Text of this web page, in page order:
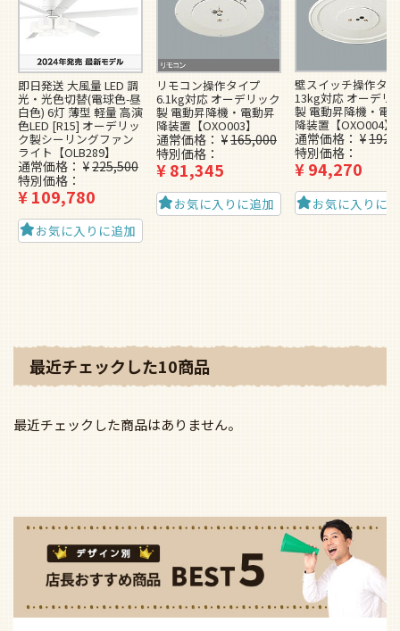
即日発送 大風量 LED 調
光・光色切替(電球色-昼
白色) 6灯 薄型 軽量 高演
色LED [R15] オーデリッ
ク製シーリングファン
ライト【OLB289】
通常価格 ¥225,500
特別価格
¥109,780
リモコン操作タイプ
6.1kg対応 オーデリック
製 電動昇降機・電動昇
降装置【OXO003】
通常価格 ¥
特別価格
¥81,345
壁スイッチ操作タ
13kg対応 オーデリ
製 電動昇降機・電
降装置【OXO004】
通常価格 ¥
特別価格
¥94,270